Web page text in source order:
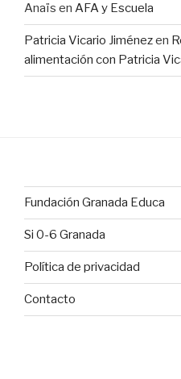
Anaïs en AFA y Escuela
Patricia Vicario Jiménezen
alimentación con Patricia
Fundación Granada Educa
Si 0-6 Granada
Política de privacidad
Contacto